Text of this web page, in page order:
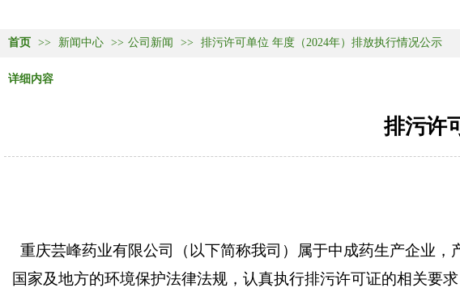
首页 >> 新闻中心 >> 公司新闻 >> 排污许可单位 年度（2024年）排放执行情况公示
详细内容
排污许
重庆芸峰药业有限公司（以下简称我司） 属于中成药生产企业，
国家及地方的环境保护法律法规，认真执行排污许可证的相关要